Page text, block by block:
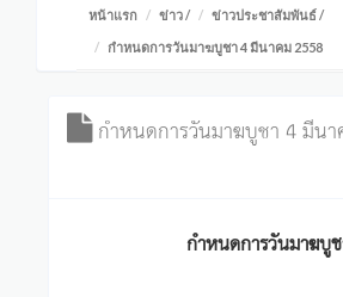
หน้าแรก ข่าว/ ข่าวประชาสัมพันธ์/
กำหนดการวันมาฆบูชา 4 มีนาคม 2558
กำหนดการวันมาฆบูชา 4 มีนา
กำหนดการวันมาฆบู